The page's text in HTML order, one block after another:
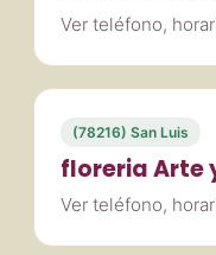
Ver teléfono,
(78216) San Luis
floreria Arte
Ver teléfono,